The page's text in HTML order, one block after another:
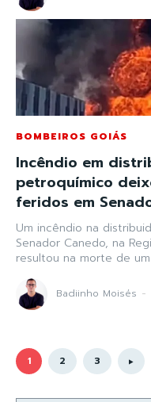
BOMBEIROS GOIÁS
Incêndio em
petroquímico
feridos em
Um incêndio na
Senador Canedo, na
resultou na morte de
Badiinho Moisés -
1 2 3